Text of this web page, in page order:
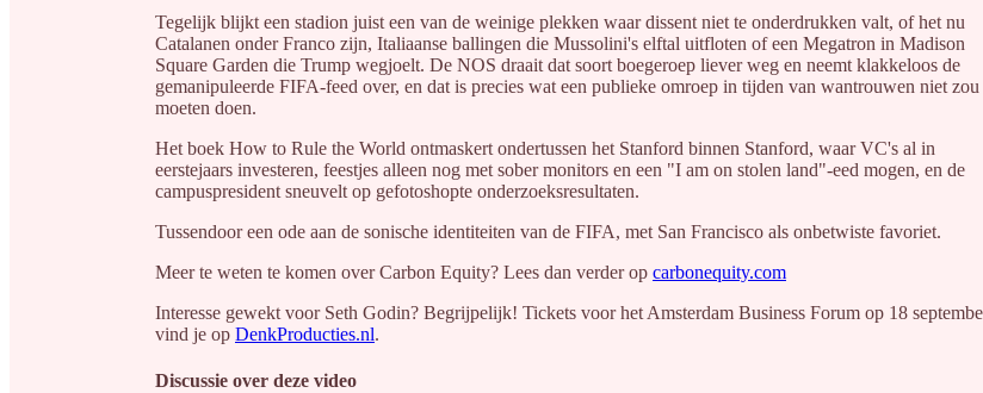
Tegelijk blijkt een stadion juist een van de weinige plekken waar dissent niet te onderdrukken valt, of het nu
Catalanen onder Franco zijn, Italiaanse ballingen die Mussolini's elftal uitfloten of een Megatron in Madison
Square Garden die Trump wegjoelt. De NOS draait dat soort boegeroep liever weg en neemt klakkeloos de
gemanipuleerde FIFA-feed over, en dat is precies wat een publieke omroep in tijden van wantrouwen niet zou
moeten doen.
Het boek How to Rule the World ontmaskert ondertussen het Stanford binnen Stanford, waar VC's al in
eerstejaars investeren, feestjes alleen nog met sober monitors en een "I am on stolen land"-eed mogen, en de
campuspresident sneuvelt op gefotoshopte onderzoeksresultaten.
Tussendoor een ode aan de sonische identiteiten van de FIFA, met San Francisco als onbetwiste favoriet.
Meer te weten te komen over Carbon Equity? Lees dan verder op carbonequity.com
Interesse gewekt voor Seth Godin? Begrijpelijk! Tickets voor het Amsterdam Business Forum op 18
vind je op DenkProducties.nl.
Discussie over deze video